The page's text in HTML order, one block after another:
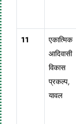
11
एकात्मिक
आदिवासी
विकास
प्रकल्प,
यावल